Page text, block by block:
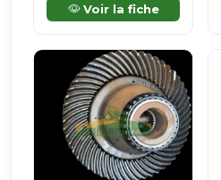
Voir la fiche